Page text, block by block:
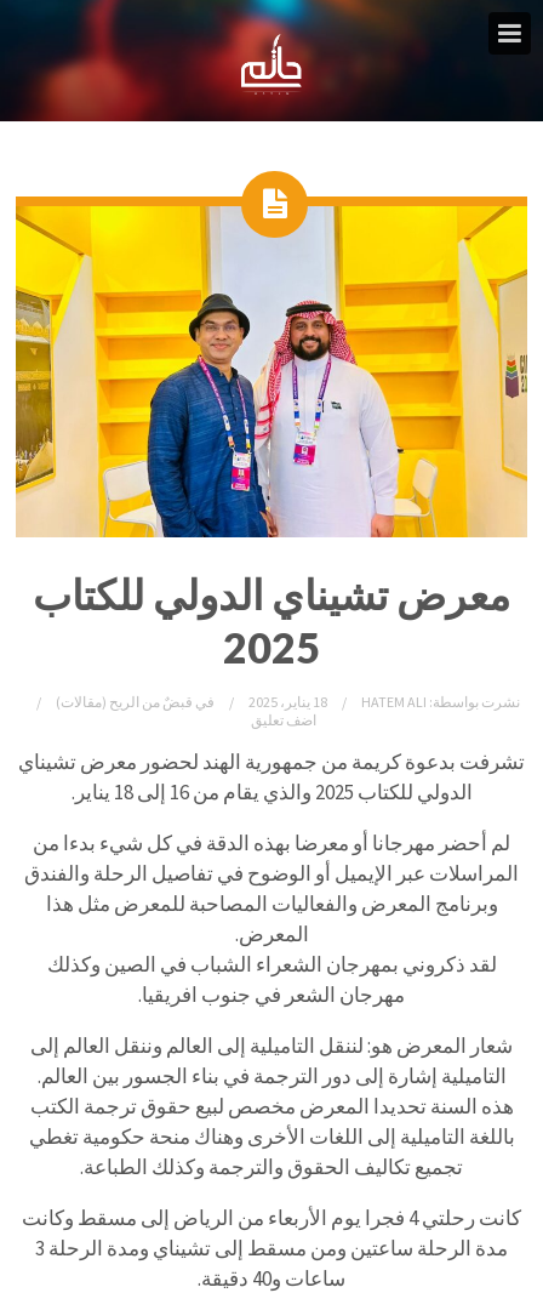
معرض تشيناي الدولي للكتاب
2025
نشرت بواسطة: HATEM ALI 18 يناير، 2025 في قبضٌ من الريح (مقالات)
اضف تعليق
تشرفت بدعوة كريمة من جمهورية الهند لحضور معرض تشيناي
الدولي للكتاب 2025 والذي يقام من 16 إلى 18 يناير.
لم أحضر مهرجانا أو معرضا بهذه الدقة في كل شيء بدءا من
المراسلات عبر الإيميل أو الوضوح في تفاصيل الرحلة والفندق
وبرنامج المعرض والفعاليات المصاحبة للمعرض مثل هذا
المعرض.
لقد ذكروني بمهرجان الشعراء الشباب في الصين وكذلك
مهرجان الشعر في جنوب افريقيا.
شعار المعرض هو: لننقل التاميلية إلى العالم وننقل العالم إلى
التاميلية إشارة إلى دور الترجمة في بناء الجسور بين العالم.
هذه السنة تحديدا المعرض مخصص لبيع حقوق ترجمة الكتب
باللغة التاميلية إلى اللغات الأخرى وهناك منحة حكومية تغطي
تجميع تكاليف الحقوق والترجمة وكذلك الطباعة.
كانت رحلتي 4 فجرا يوم الأربعاء من الرياض إلى مسقط وكانت
مدة الرحلة ساعتين ومن مسقط إلى تشيناي ومدة الرحلة 3
ساعات و40 دقيقة.